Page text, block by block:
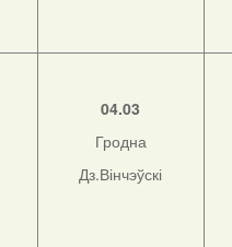
04.03
Гродна
Дз.Вінчэўскі